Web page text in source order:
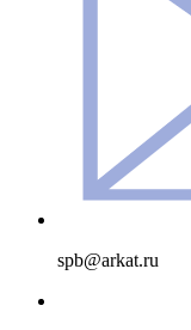
spb@arkat.ru